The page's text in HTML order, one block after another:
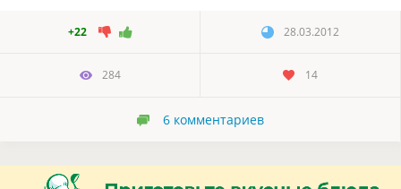
+22 28.03.2012
284 14
6 комментариев